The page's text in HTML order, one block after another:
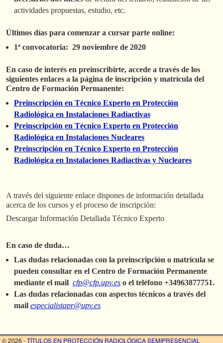
actividades propuestas, estudio, etc.
Últimos días para comenzar a cursar parte online:
1ª convocatoria: 29 noviembre de 2020
En caso de interés en preinscribirte, accede a través de los
siguientes enlaces a la página de inscripción y matrícula del
Centro de Formación Permanente:
Preinscripción en Técnico Experto en Protección
Radiológica en Instalaciones Radiactivas
Preinscripción en Técnico Experto en Protección
Radiológica en Instalaciones Nucleares
Preinscripción en Técnico Experto en Protección
Radiológica en Instalaciones Radiactivas y Nucleares
A través del siguiente enlace dispones de información detallada
acerca de los cursos y el proceso de inscripción:
Descargar Información Detallada Técnico Experto
En caso de duda…
Las dudas relacionadas con la preinscripción o matrícula se
pueden consultar en el Centro de Formación Permanente
mediante el mail cfp@cfp.upv.es o el teléfono +34963877751.
Las dudas relacionadas con aspectos técnicos a través del
mail especialistapr@upv.es
© 2026 -TÍTULOS EN PROTECCIÓN RADIOLÓGICA SEMIPRESENCIAL